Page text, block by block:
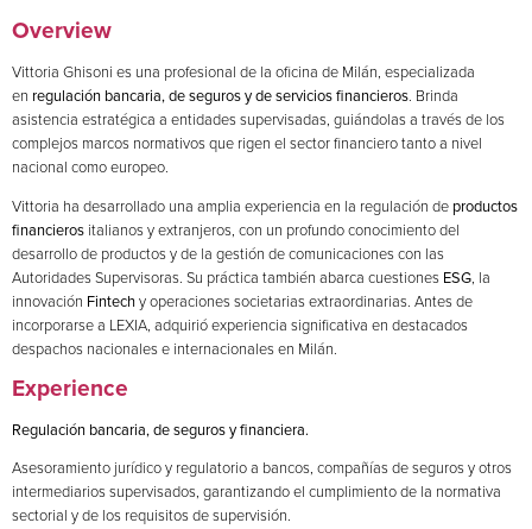
Overview
Vittoria Ghisoni es una profesional de la oficina de Milán, especializada
en regulación bancaria, de seguros y de servicios financieros. Brinda
asistencia estratégica a entidades supervisadas, guiándolas a través de los
complejos marcos normativos que rigen el sector financiero tanto a nivel
nacional como europeo.
Vittoria ha desarrollado una amplia experiencia en la regulación de productos
financierositalianos y extranjeros, con un profundo conocimiento del
desarrollo de productos y de la gestión de comunicaciones con las
Autoridades Supervisoras. Su práctica también abarca cuestiones ESG, la
innovación Fintech y operaciones societarias extraordinarias. Antes de
incorporarse a LEXIA, adquirió experiencia significativa en destacados
despachos nacionales e internacionales en Milán.
Experience
Regulación bancaria, de seguros y financiera.
Asesoramiento jurídico y regulatorio a bancos, compañías de seguros y otros
intermediarios supervisados, garantizando el cumplimiento de la normativa
sectorial y de los requisitos de supervisión.